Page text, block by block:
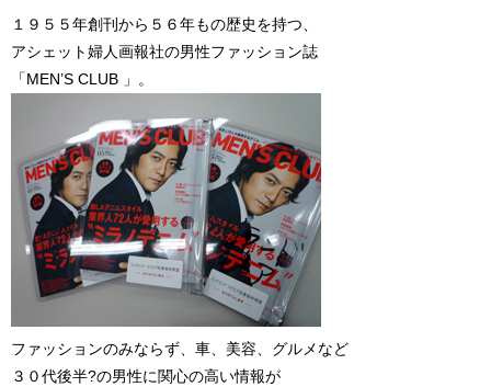
１９５５年創刊から５６年もの歴史を持つ、
アシェット婦人画報社の男性ファッション誌
「MEN’S CLUB 」。
ファッションのみならず、車、美容、グルメなど
３０代後半?の男性に関心の高い情報が